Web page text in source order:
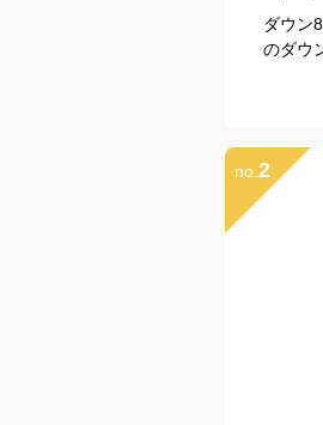
ダウン
のダウ
no. 2